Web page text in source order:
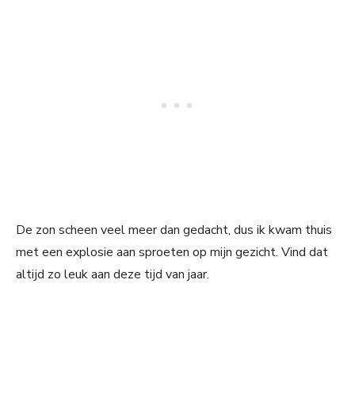
De zon scheen veel meer dan gedacht, dus ik kwam thuis
met een explosie aan sproeten op mijn gezicht. Vind dat
altijd zo leuk aan deze tijd van jaar.